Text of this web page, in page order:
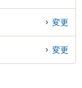
る平塚市内の弁護士
です。
変更
変更